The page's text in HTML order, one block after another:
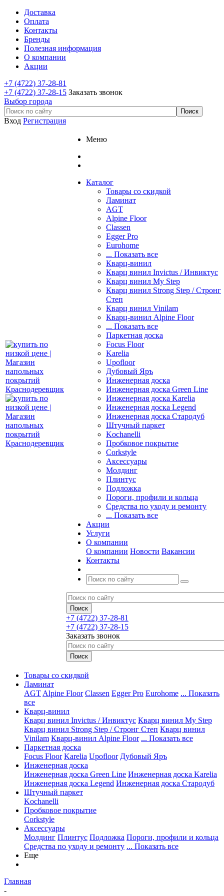
Доставка
Оплата
Контакты
Бренды
Полезная информация
О компании
Акции
+7 (4722) 37-28-81
+7 (4722) 37-28-15 Заказать звонок
Выбор города
Вход Регистрация
Меню
Каталог
Товары со скидкой
Ламинат
AGT
Alpine Floor
Classen
Egger Pro
Eurohome
... Показать все
Кварц-винил
Кварц винил Invictus / Инвиктус
Кварц винил My Step
Кварц винил Strong Step / Стронг
Степ
Кварц винил Vinilam
Кварц-винил Alpine Floor
... Показать все
Паркетная доска
Focus Floor
Karelia
Upofloor
Дубовый Яръ
Инженерная доска
Инженерная доска Green Line
Инженерная доска Karelia
Инженерная доска Legend
Инженерная доска Стародуб
Штучный паркет
Kochanelli
Пробковое покрытие
Corkstyle
Аксессуары
Молдинг
Плинтус
Подложка
Пороги, профили и кольца
Средства по уходу и ремонту
... Показать все
Акции
Услуги
О компании
О компании Новости Вакансии
Контакты
+7 (4722) 37-28-81
+7 (4722) 37-28-15
Заказать звонок
Товары со скидкой
Ламинат
AGT Alpine Floor Classen Egger Pro Eurohome ... Показать
все
Кварц-винил
Кварц винил Invictus / Инвиктус Кварц винил My Step
Кварц винил Strong Step / Стронг Степ Кварц винил
Vinilam Кварц-винил Alpine Floor ... Показать все
Паркетная доска
Focus Floor Karelia Upofloor Дубовый Яръ
Инженерная доска
Инженерная доска Green Line Инженерная доска Karelia
Инженерная доска Legend Инженерная доска Стародуб
Штучный паркет
Kochanelli
Пробковое покрытие
Corkstyle
Аксессуары
Молдинг Плинтус Подложка Пороги, профили и кольца
Средства по уходу и ремонту ... Показать все
Еще
Главная
-